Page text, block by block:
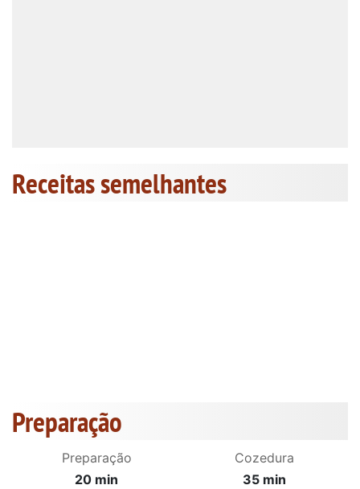
Receitas semelhantes
Preparação
Preparação
20 min
Cozedura
35 min